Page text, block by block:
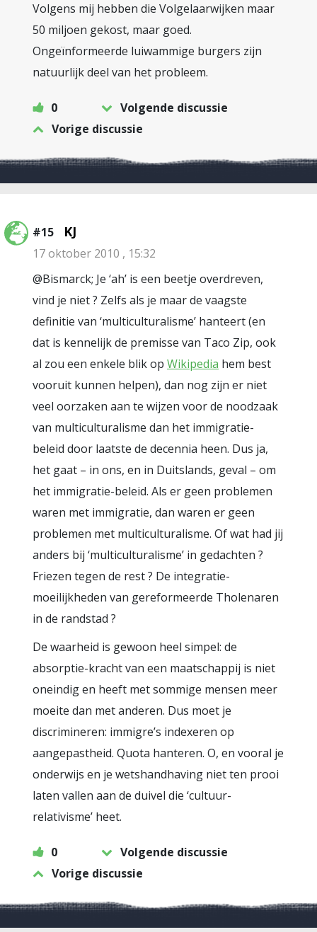
Volgens mij hebben die Volgelaarwijken maar
50 miljoen gekost, maar goed.
Ongeïnformeerde luiwammige burgers zijn
natuurlijk deel van het probleem.
0
Volgende discussie
Vorige discussie
#15 KJ
17 oktober 2010 , 15:32
@Bismarck; Je ‘ah’ is een beetje overdreven,
vind je niet ? Zelfs als je maar de vaagste
definitie van ‘multiculturalisme’ hanteert (en
dat is kennelijk de premisse van Taco Zip, ook
al zou een enkele blik op Wikipedia hem best
vooruit kunnen helpen), dan nog zijn er niet
veel oorzaken aan te wijzen voor de noodzaak
van multiculturalisme dan het immigratie-
beleid door laatste de decennia heen. Dus ja,
het gaat – in ons, en in Duitslands, geval – om
het immigratie-beleid. Als er geen problemen
waren met immigratie, dan waren er geen
problemen met multiculturalisme. Of wat had jij
anders bij ‘multiculturalisme’ in gedachten ?
Friezen tegen de rest ? De integratie-
moeilijkheden van gereformeerde Tholenaren
in de randstad ?
De waarheid is gewoon heel simpel: de
absorptie-kracht van een maatschappij is niet
oneindig en heeft met sommige mensen meer
moeite dan met anderen. Dus moet je
discrimineren: immigre’s indexeren op
aangepastheid. Quota hanteren. O, en vooral je
onderwijs en je wetshandhaving niet ten prooi
laten vallen aan de duivel die ‘cultuur-
relativisme’ heet.
0
Volgende discussie
Vorige discussie